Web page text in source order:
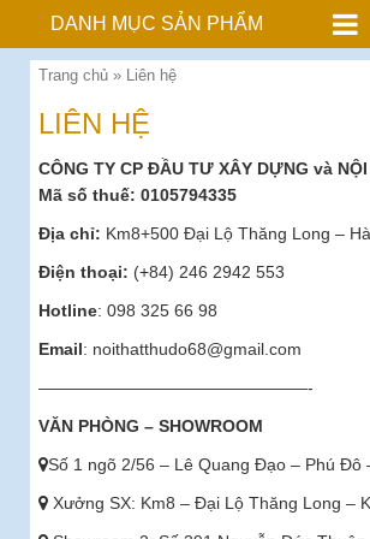
DANH MỤC SẢN PHẨM
Trang chủ » Liên hệ
LIÊN HỆ
CÔNG TY CP ĐẦU TƯ XÂY DỰNG và
Mã số thuế: 0105794335
Địa chỉ: Km8+500 Đại Lộ Thăng Long –
Điện thoại: (+84) 246 2942 553
Hotline: 098 325 66 98
Email: noithatthudo68@gmail.com
————————————————-
VĂN PHÒNG – SHOWROOM
Số 1 ngõ 2/56 – Lê Quang Đạo – Phú Đô
Xưởng SX: Km8 – Đại Lộ Thăng Long –